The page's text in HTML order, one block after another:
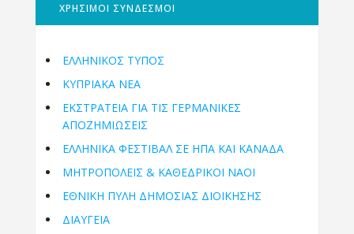
ΧΡΗΣΙΜΟΙ ΣΥΝΔΕΣΜΟΙ
ΕΛΛΗΝΙΚΟΣ ΤΥΠΟΣ
ΚΥΠΡΙΑΚΑ ΝΕΑ
ΕΚΣΤΡΑΤΕΙΑ ΓΙΑ ΤΙΣ ΓΕΡΜΑΝΙΚΕΣ
ΑΠΟΖΗΜΙΩΣΕΙΣ
ΕΛΛΗΝΙΚΆ ΦΕΣΤΙΒΆΛ ΣΕ ΗΠΑ ΚΑΙ ΚΑΝΑΔΑ
ΜΗΤΡΟΠΌΛΕΙΣ & ΚΑΘΕΔΡΙΚΟΊ ΝΑΟΊ
ΕΘΝΙΚΉ ΠΎΛΗ ΔΗΜΌΣΙΑΣ ΔΙΟΊΚΗΣΗΣ
ΔΙΑΥΓΕΙΑ